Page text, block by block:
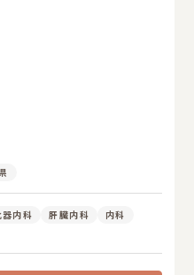
器内科 肝臓内科
内科